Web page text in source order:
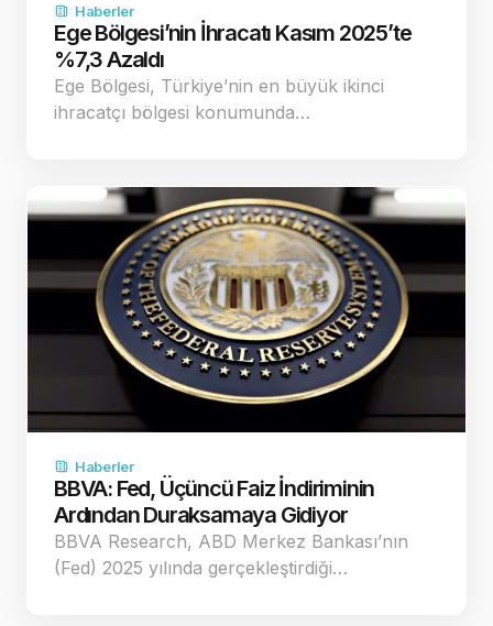
Haberler
Ege Bölgesi’nin İhracatı Kasım 2025’te
%7,3 Azaldı
Ege Bölgesi, Türkiye’nin en büyük ikinci
ihracatçı bölgesi konumunda…
Haberler
BBVA: Fed, Üçüncü Faiz İndiriminin
Ardından Duraksamaya Gidiyor
BBVA Research, ABD Merkez Bankası’nın
(Fed) 2025 yılında gerçekleştirdiği…